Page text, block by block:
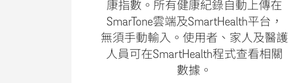
康指數。所有健康紀錄自動上傳在
SmarTone雲端及SmartHealth平台，
無須手動輸入。使用者、家人及醫護
人員可在SmartHealth程式查看相關
數據。